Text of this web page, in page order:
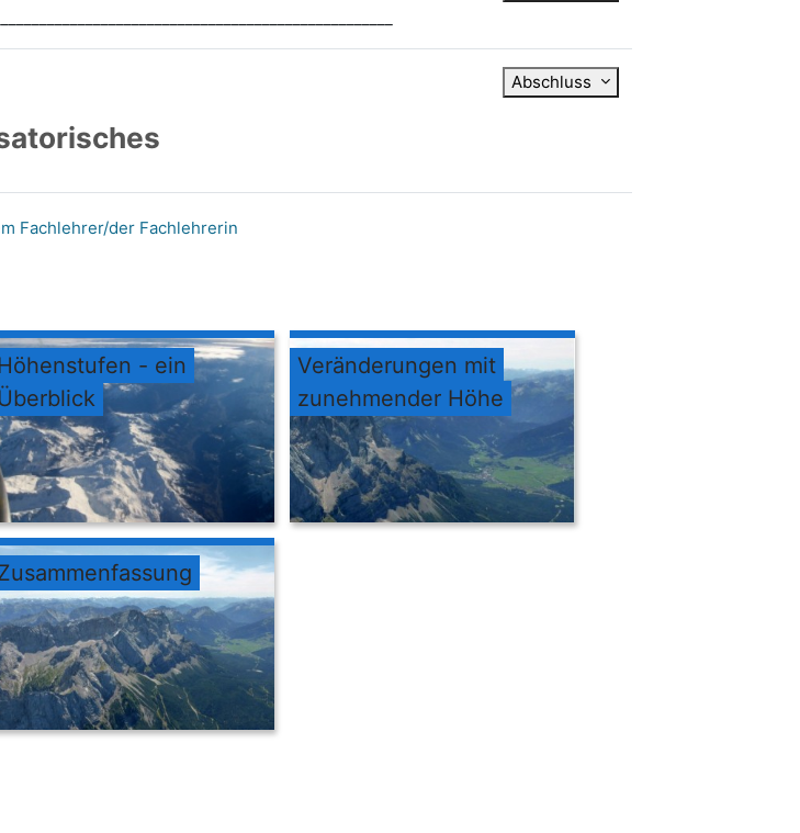
Abschluss
Fachlehrer/der Fachlehrerin
- ein
Veränderungen mit
zunehmender Höhe